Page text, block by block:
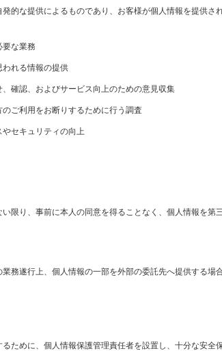
的な提供によるものであり、お客様が個人情報を提供さ
要な業務
われる情報の提供
確認、およびサービス向上のための意見収集
ご利用をお断りするために行う調査
やセキュリティの向上
限り、事前に本人の同意を得ることなく、個人情報を第
務遂行上、個人情報の一部を外部の委託先へ提供する
ために、個人情報保護管理責任者を設置し、十分な安